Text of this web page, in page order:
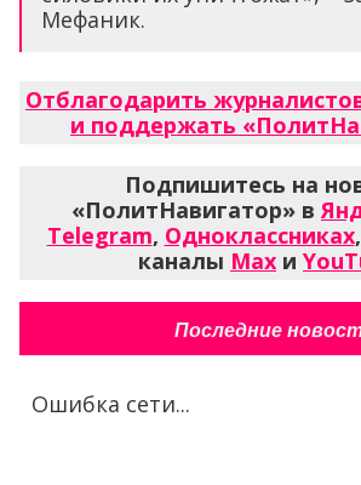
Мефаник.
Отблагодарить
и поддержать
Подпишитесь на
«ПолитНавигатор» в
Telegram, Одноклассниках,
каналы Max и
Последние
Ошибка сети...